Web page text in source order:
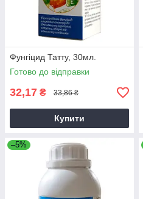
Фунгіцид Татту, 30мл.
Готово до відправки
32,17 ₴ 33,86 ₴
Купити
–5%